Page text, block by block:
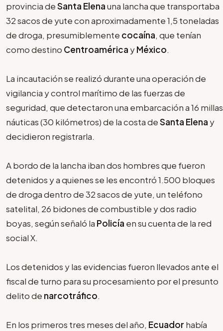
provincia deSanta Elenauna lancha que transportaba
32 sacos de yute con aproximadamente 1,5 toneladas
de droga, presumiblemente cocaína, que tenían
como destino Centroamérica yMéxico.
La incautación se realizó durante una operación de
vigilancia y control marítimo de las fuerzas de
seguridad, que detectaron una embarcación a 16 millas
náuticas (30 kilómetros) de la costa deSanta Elena y
decidieron registrarla.
A bordo de la lancha iban dos hombres que fueron
detenidos y a quienes se les encontró 1.500 bloques
de droga dentro de 32 sacos de yute, un teléfono
satelital, 26 bidones de combustible y dos radio
boyas, según señaló la Policía en su cuenta de la red
social X.
Los detenidos y las evidencias fueron llevados ante el
fiscal de turno para su procesamiento por el presunto
delito de narcotráfico.
En los primeros tres meses del año, Ecuador había